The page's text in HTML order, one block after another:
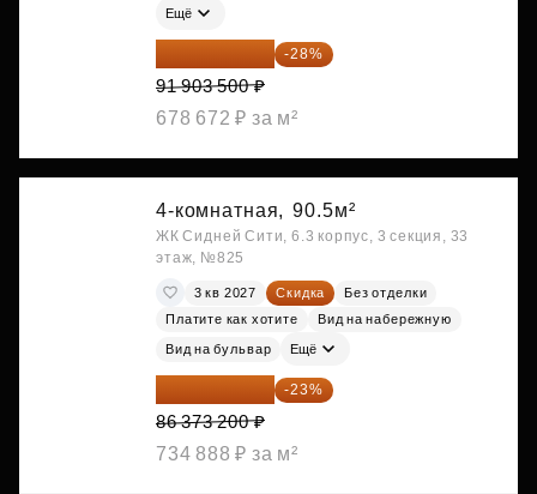
Ещё
66 170 520 ₽ -28%
91 903 500 ₽
678 672 ₽ за м²
4-комнатная, 90.5м²
ЖК Сидней Сити, 6.3 корпус, 3 секция, 33
этаж, №825
3 кв 2027 Скидка
Без отделки
Платите как хотите
Вид на набережную
Вид на бульвар Ещё
66 507 364 ₽ -23%
86 373 200 ₽
734 888 ₽ за м²